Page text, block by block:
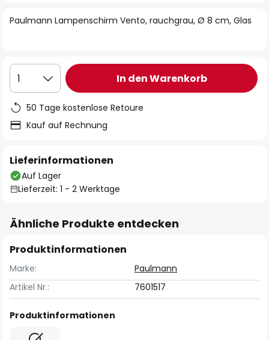
Paulmann Lampenschirm Vento, rauchgrau, Ø 8 cm, Glas
1 In den Warenkorb
50 Tage kostenlose Retoure
Kauf auf Rechnung
Lieferinformationen
Auf Lager
Lieferzeit: 1 - 2 Werktage
Ähnliche Produkte entdecken
Produktinformationen
Marke:
Paulmann
Artikel Nr.:
7601517
Produktinformationen